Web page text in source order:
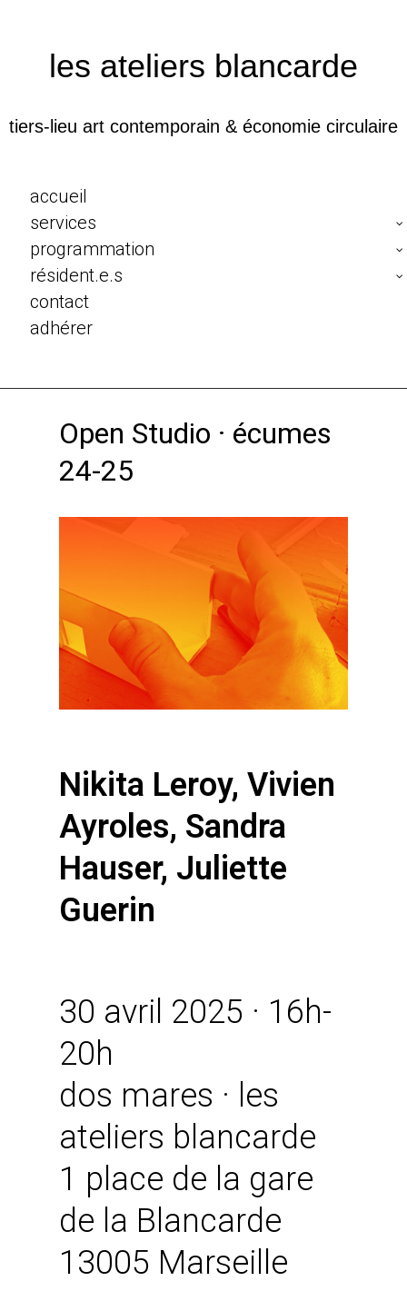
les ateliers blancarde
tiers-lieu art contemporain & économie circulaire
accueil
services
programmation
résident.e.s
contact
adhérer
Open Studio · écumes
24-25
Nikita Leroy, Vivien
Ayroles, Sandra
Hauser, Juliette
Guerin
30 avril 2025 · 16h-
20h
dos mares · les
ateliers blancarde
1 place de la gare
de la Blancarde
13005 Marseille